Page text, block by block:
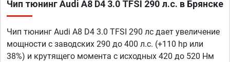
Чип тюнинг Audi A8 D4 3.0 TFSI 290 л.с. в Брянске
Чип тюнинг Audi A8 D4 3.0 TFSI 290 лс дает увеличение
мощности с заводских 290 до 400 л.с. (+110 hp или
38%) и крутящего момента с исходных 420 до 520 Нм